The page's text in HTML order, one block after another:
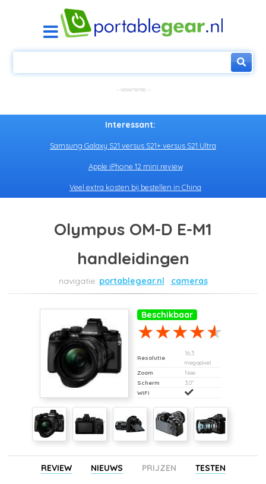
Interessant:
Samsung Galaxy S21 versus S21+ versus S21 Ultra
Apple iPhone 12 mini review
Veel extra kosten bij bestellen in China
Olympus OM-D E-M1
handleidingen
portablegear.nl cameras
Beschikbaar
Resolutie
16,3
megapixel
Zoom
Nee
Scherm
3,0"
WiFi
REVIEW NIEUWS PRIJZEN TESTEN